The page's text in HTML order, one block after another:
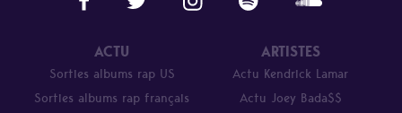
ACTU
Sorties albums rap US
Sorties albums rap français
ARTISTES
Actu Kendrick Lamar
Actu Joey Bada$$